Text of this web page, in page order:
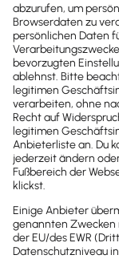
Alles
Den
Monat
ab12,90 €
ab6,45 €